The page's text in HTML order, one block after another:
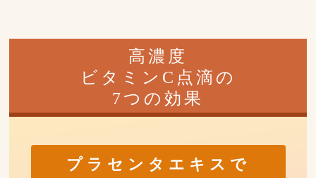
高濃度
ビタミンC点滴の
7つの効果
プラセンタエキスで